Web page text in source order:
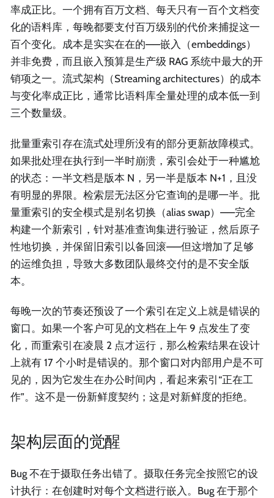
率成正比。一个拥有百万文档、每天只有一百个文档变
化的语料库，每晚都要支付百万级别的代价来捕捉这一
百个变化。成本是实实在在的——嵌入（embeddings）
并非免费，而且嵌入预算是生产级 RAG 系统中最大的开
销项之一。流式架构（Streaming architectures）的成本
与变化率成正比，通常比语料库全量处理的成本低一到
三个数量级。
批量重索引存在流式处理所没有的部分更新故障模式。
如果批处理在执行到一半时崩溃，索引会处于一种尴尬
的状态：一半文档是版本 N，另一半是版本 N+1，且没
有明显的界限。检索层无法区分它查询的是哪一半。批
量重索引的安全模式是别名切换（alias swap）——完全
构建一个新索引，针对基准查询集进行验证，然后原子
性地切换，并保留旧索引以备回滚——但这增加了足够
的运维负担，导致大多数团队最终交付的是不安全版
本。
每晚一次的节奏还预设了一个索引在定义上就是错误的
窗口。如果一个客户可见的文档在上午 9 点发生了变
化，而重索引在凌晨 2 点才运行，那么检索结果在设计
上就有 17 个小时是错误的。那个窗口对内部用户是不可
见的，因为它发生在办公时间内，看起来索引“正在工
作”。这不是一份新鲜度契约；这是对新鲜度的拒绝。
架构层面的觉醒
Bug 不在于摄取任务出错了。摄取任务完全按照它的设
计执行：在创建时对每个文档进行嵌入。Bug 在于那个